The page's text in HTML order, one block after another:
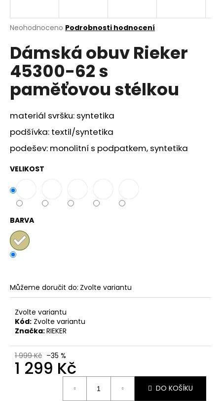
Průměrné
produktu
je
0,0
z
5
hvězdiček.
Neohodnoceno Podrobnosti hodnocení
Dámská obuv Rieker
45300-62 s
paměťovou stélkou
materiál svršku: syntetika
podšívka: textil/syntetika
podešev: monolitní s podpatkem, syntetika
VELIKOST
BARVA
Můžeme doručit do: Zvolte variantu
Zvolte variantu
Kód: Zvolte variantu
Značka:RIEKER
1 999 Kč –35 %
1 299 Kč
DO KOŠÍKU
j
t
?
HLEDAT
D
o
o
č
u
j
e
SANDÁLY
KEEN
NEWPORT
KOŽENÉ
099